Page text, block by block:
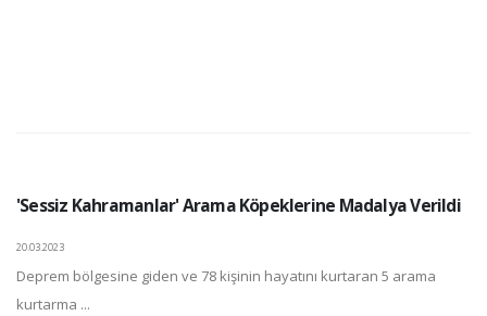
'Sessiz Kahramanlar' Arama Köpeklerine Madalya Verildi
20.03.2023
Deprem bölgesine giden ve 78 kişinin hayatını kurtaran 5 arama
kurtarma ...